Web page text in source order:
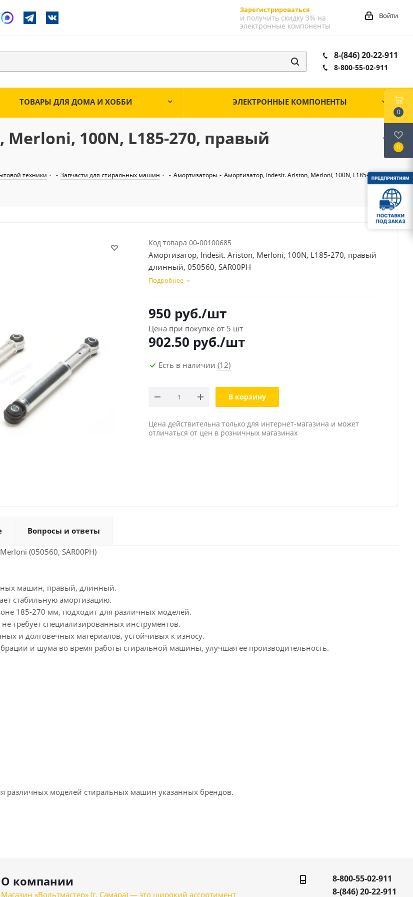
Зарегистрироваться
и получить скидку 3% на
электронные компоненты
Войти
8-(846) 20-22-911
8-800-55-02-911
ТОВАРЫ ДЛЯ ДОМА И ХОББИ ЭЛЕКТРОННЫЕ КОМПОНЕНТЫ
100N, L185-270, правый
техники - Запчасти для стиральных машин - Амортизаторы - Амортизатор, Indesit. Ariston, Merloni, 100N, L185-270,
Код товара 00-00100685
Амортизатор, Indesit. Ariston, Merloni, 100N, L185-270, правый
длинный, 050560, SAR00PH
Подробнее
950 руб./шт
Цена при покупке от 5 шт
902.50 руб./шт
Есть в наличии (12)
В корзину
Цена действительна только для интернет-магазина и может
отличаться от цен в розничных магазинах
Вопросы и ответы
(050560, SAR00PH)
машин, правый, длинный.
стабильную амортизацию.
185-270 мм, подходит для различных моделей.
не требует специализированных инструментов.
и долговечных материалов, устойчивых к износу.
и шума во время работы стиральной машины, улучшая ее производительность.
различных моделей стиральных машин указанных брендов.
О компании
Магазин «Вольтмастер» (г. Самара) — это широкий ассортимент
8-800-55-02-911
8-(846) 20-22-911
0
0